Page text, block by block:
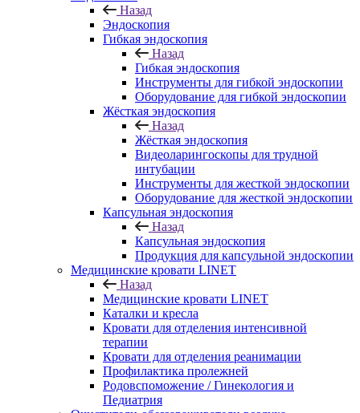
Назад
Эндоскопия
Гибкая эндоскопия
Назад
Гибкая эндоскопия
Инструменты для гибкой эндоскопии
Оборудование для гибкой эндоскопии
Жёсткая эндоскопия
Назад
Жёсткая эндоскопия
Видеоларингоскопы для трудной
интубации
Инструменты для жесткой эндоскопии
Оборудование для жесткой эндоскопии
Капсульная эндоскопия
Назад
Капсульная эндоскопия
Продукция для капсульной эндоскопии
Медицинские кровати LINET
Назад
Медицинские кровати LINET
Каталки и кресла
Кровати для отделения интенсивной
терапии
Кровати для отделения реанимации
Профилактика пролежней
Родовспоможение / Гинекология и
Педиатрия